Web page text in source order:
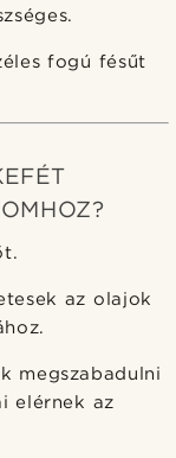
fogú fésűt
az olajok
megszabadulni
elérnek az